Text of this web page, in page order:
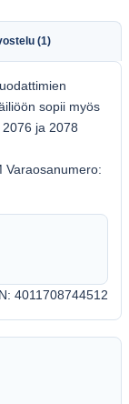
(1)
sopii myös
ja 2078
Varaosanumero:
4011708744512